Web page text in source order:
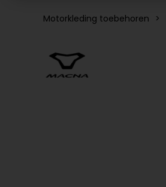
Motorkleding toebehoren